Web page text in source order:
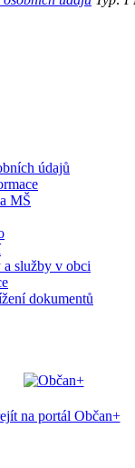
údajů
MŠ
a služby v obci
dokumentů
na portál Občan+